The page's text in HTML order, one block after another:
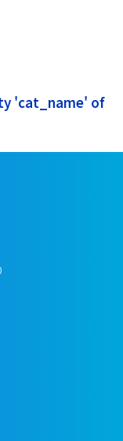
'cat_name' of